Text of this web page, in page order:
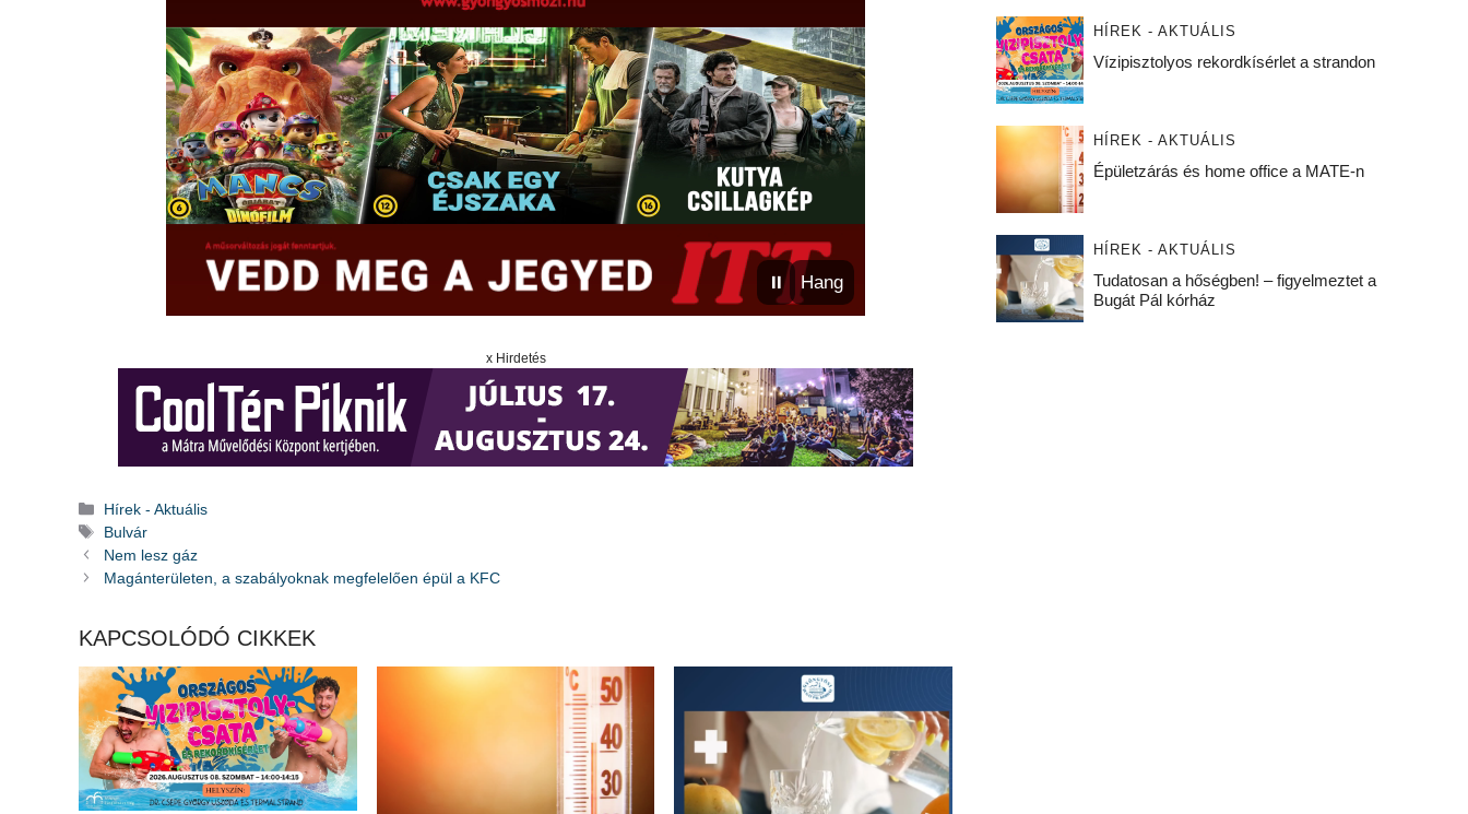
⏸ Hang
x Hirdetés
Kategória
Hírek - Aktuális
Címkék
Bulvár
Nem lesz gáz
Magánterületen, a szabályoknak megfelelően épül a KFC
KAPCSOLÓDÓ CIKKEK
HÍREK - AKTUÁLIS
Vízipisztolyos rekordkísérlet a strandon
HÍREK - AKTUÁLIS
Épületzárás és home office a MATE-n
HÍREK - AKTUÁLIS
Tudatosan a hőségben! – figyelmeztet a
Bugát Pál kórház